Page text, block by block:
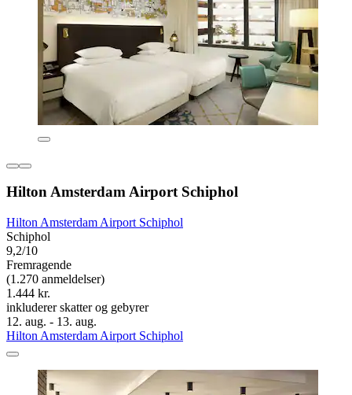
Hilton Amsterdam Airport Schiphol
Hilton Amsterdam Airport Schiphol
Schiphol
9,2/10
Fremragende
(1.270 anmeldelser)
1.444 kr.
inkluderer skatter og gebyrer
12. aug. - 13. aug.
Hilton Amsterdam Airport Schiphol